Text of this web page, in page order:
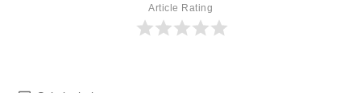
Article Rating